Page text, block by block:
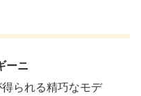
ーニ
られる精巧なモデ